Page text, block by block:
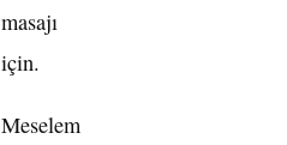
masajı
için.
Meselem